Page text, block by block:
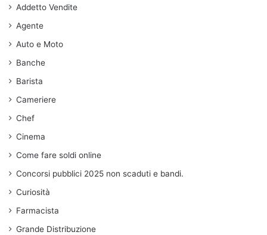
Addetto Vendite
Agente
Auto e Moto
Banche
Barista
Cameriere
Chef
Cinema
Come fare soldi online
Concorsi pubblici 2025 non scaduti e bandi.
Curiosità
Farmacista
Grande Distribuzione